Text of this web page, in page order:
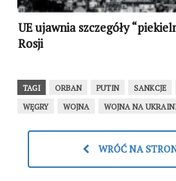
UE ujawnia szczegóły
Rosji
TAGI ORBAN PUTIN SANKCJE
WĘGRY
WOJNA WOJNA NA
WRÓĆ NA